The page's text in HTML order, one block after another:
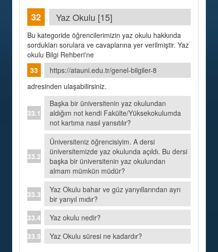
Yaz Okulu [15]
Bu kategoride öğrencilerimizin yaz okulu hakkında
sordukları sorulara ve cavaplarına yer verilmiştir. Yaz
okulu Bilgi Rehberi'ne
https://atauni.edu.tr/genel-bilgiler-8
adresinden ulaşabilirsiniz.
Başka bir üniversitenin yaz okulundan
aldığım not kendi Fakülte/Yüksekokulumda
not kartıma nasıl yansıtılır?
Üniversiteniz öğrencisiyim. A dersi
üniversitemizde yaz okulunda açıldı. Bu dersi
başka bir üniversitenin yaz okulundan
almam mümkün müdür?
Yaz Okulu bahar ve güz yarıyıllarından ayrı
bir yarıyıl mıdır?
Yaz okulu nedir?
Yaz Okulu süresi ne kadardır?